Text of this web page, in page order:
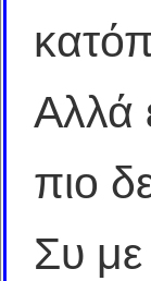
Αλλά
πιο
Συ με